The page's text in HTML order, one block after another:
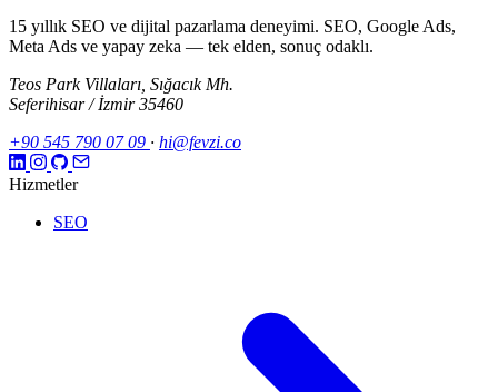
15 yıllık SEO ve dijital pazarlama deneyimi. SEO, Google Ads,
Meta Ads ve yapay zeka — tek elden, sonuç odaklı.
Teos Park Villaları, Sığacık Mh.
Seferihisar / İzmir 35460
+90 545 790 07 09 · hi@fevzi.co
Hizmetler
SEO